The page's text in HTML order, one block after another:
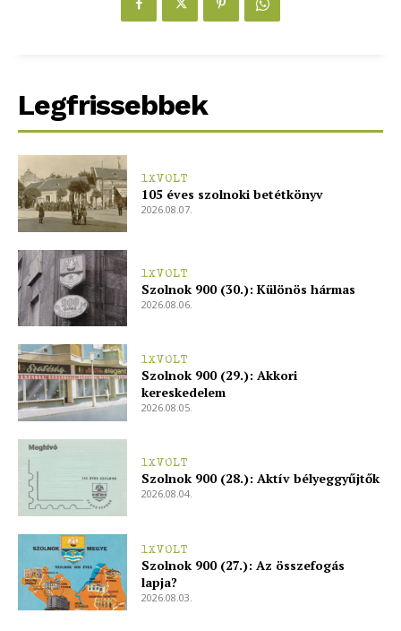
Legfrissebbek
1XVOLT
105 éves szolnoki betétkönyv
2026.08.07.
1XVOLT
Szolnok 900 (30.): Különös hármas
2026.08.06.
1XVOLT
Szolnok 900 (29.): Akkori
kereskedelem
2026.08.05.
1XVOLT
Szolnok 900 (28.): Aktív bélyeggyűjtők
2026.08.04.
1XVOLT
Szolnok 900 (27.): Az összefogás
lapja?
2026.08.03.